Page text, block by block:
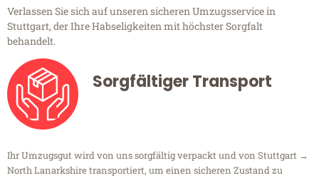
Verlassen Sie sich auf unseren sicheren Umzugsservice in
Stuttgart, der Ihre Habseligkeiten mit höchster Sorgfalt
behandelt.
Sorgfältiger Transport
Ihr Umzugsgut wird von uns sorgfältig verpackt und von Stuttgart →
North Lanarkshire transportiert, um einen sicheren Zustand zu